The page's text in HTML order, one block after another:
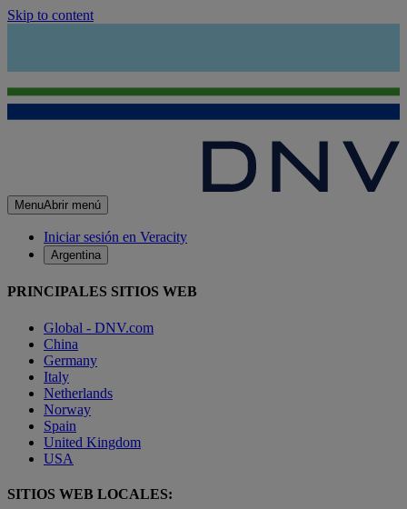
Skip to content
MenuAbrir menú
Iniciar sesión en Veracity
Argentina
PRINCIPALES SITIOS WEB
Global - DNV.com
China
Germany
Italy
Netherlands
Norway
Spain
United Kingdom
USA
SITIOS WEB LOCALES: